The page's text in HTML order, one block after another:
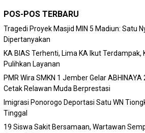
POS-POS TERBARU
Tragedi Proyek Masjid MIN 5 Madiun: Satu
Dipertanyakan
KA BIAS Terhenti, Lima KA Ikut Terdampak,
Pulihkan Layanan
PMR Wira SMKN 1 Jember Gelar
Cetak Relawan Muda Berprestasi
Imigrasi Ponorogo Deportasi Satu WN
Tinggal
19 Siswa Sakit Bersamaan, Wartawan